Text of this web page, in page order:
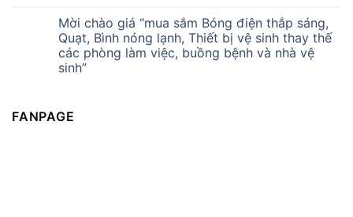
Mời chào giá “mua sắm Bóng điện thắp sáng,
Quạt, Bình nóng lạnh, Thiết bị vệ sinh thay thế
các phòng làm việc, buồng bệnh và nhà vệ
sinh”
FANPAGE